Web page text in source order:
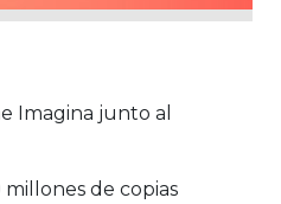
Imagina junto al
millones de copias